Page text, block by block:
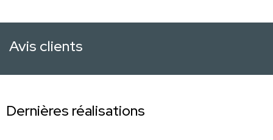
Avis clients
Dernières réalisations